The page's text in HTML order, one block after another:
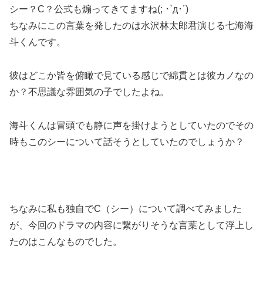
シー？C？公式も煽ってきてますね(; ･`д･´)
ちなみにこの言葉を発したのは水沢林太郎君演じる七海海
斗くんです。
彼はどこか皆を俯瞰で見ている感じで綿貫とは彼カノなの
か？不思議な雰囲気の子でしたよね。
海斗くんは冒頭でも静に声を掛けようとしていたのでその
時もこのシーについて話そうとしていたのでしょうか？
ちなみに私も独自でC（シー）について調べてみました
が、今回のドラマの内容に繋がりそうな言葉として浮上し
たのはこんなものでした。